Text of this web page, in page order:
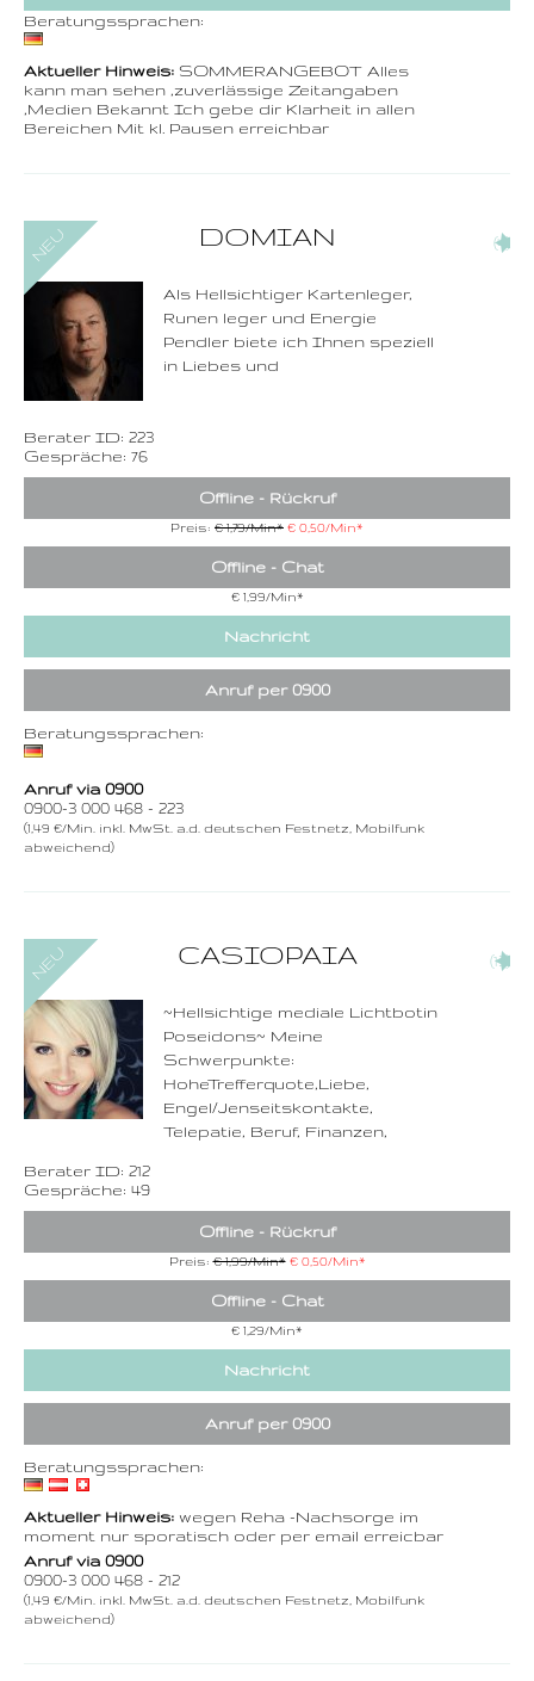
Beratungssprachen:
Aktueller Hinweis: SOMMERANGEBOT Alles
kann man sehen ,zuverlässige Zeitangaben
,Medien Bekannt Ich gebe dir Klarheit in allen
Bereichen Mit kl. Pausen erreichbar
DOMIAN (4)
Als Hellsichtiger Kartenleger,
Runen leger und Energie
Pendler biete ich Ihnen speziell
in Liebes und
Berater ID: 223
Gespräche: 76
Offline - Rückruf
Preis: € 1,79/Min* € 0,50/Min*
Offline - Chat
€ 1,99/Min*
Nachricht
Anruf per 0900
0900-3 000 468 - 223
1,49 €/Min. inkl. MwSt.
Wählen Sie diese
Rufnummer inklusive
dem Beratercode
Zurück
Beratungssprachen:
Anruf via 0900
0900-3 000 468 - 223
(1,49 €/Min. inkl. MwSt. a.d. deutschen Festnetz, Mobilfunk
abweichend)
CASIOPAIA (13)
~Hellsichtige mediale Lichtbotin
Poseidons~ Meine
Schwerpunkte:
HoheTrefferquote,Liebe,
Engel/Jenseitskontakte,
Telepatie, Beruf, Finanzen,
Berater ID: 212
Gespräche: 49
Offline - Rückruf
Preis:€ 1,99/Min* € 0,50/Min*
Offline - Chat
€ 1,29/Min*
Nachricht
Anruf per 0900
0900-3 000 468 - 212
1,49 €/Min. inkl. MwSt.
Wählen Sie diese
Rufnummer inklusive
dem Beratercode
Zurück
Beratungssprachen:
Aktueller Hinweis: wegen Reha -Nachsorge im
moment nur sporatisch oder per email erreicbar
Anruf via 0900
0900-3 000 468 - 212
(1,49 €/Min. inkl. MwSt. a.d. deutschen Festnetz, Mobilfunk
abweichend)